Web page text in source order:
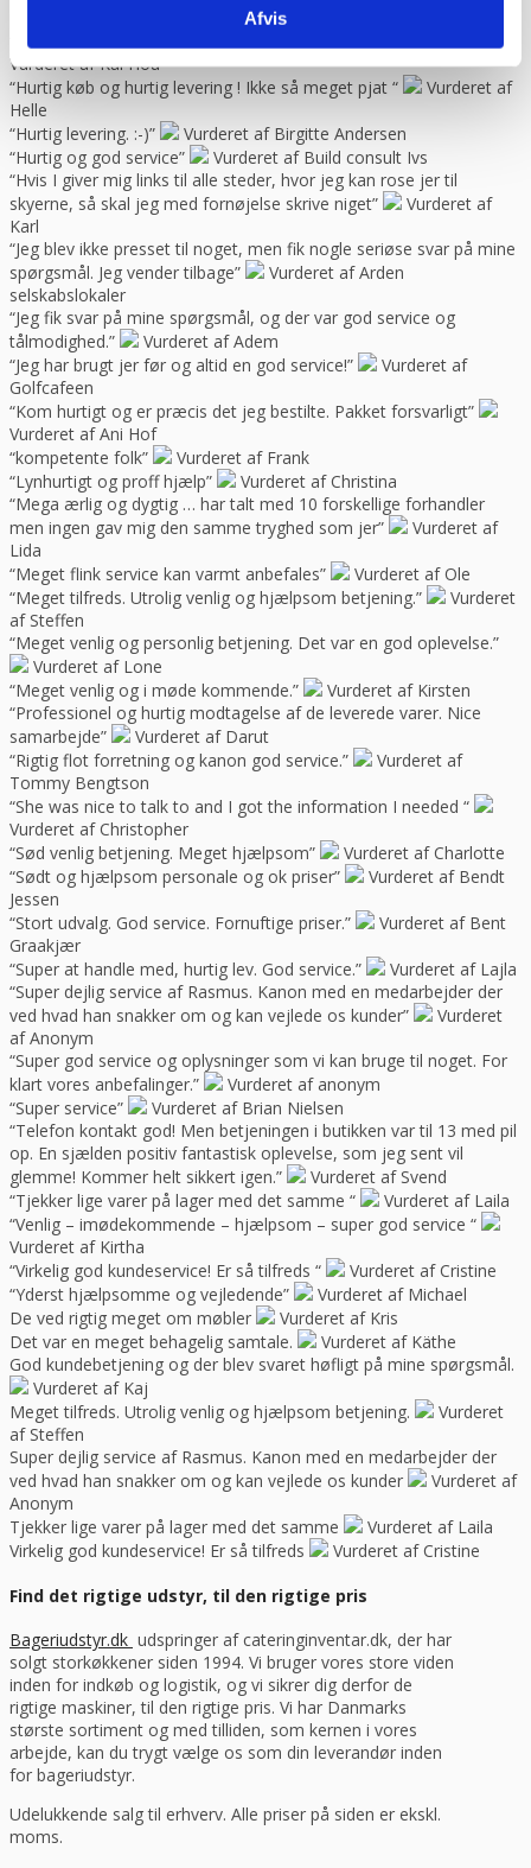
AfvisVurderet af Patricia
“Hjemmeside nem og hurtig at overskue samt hurtig betjening”
Vurderet af Kai Hou
“Hurtig køb og hurtig levering ! Ikke så meget pjat “
Vurderet af
Helle
“Hurtig levering. :-)”
Vurderet af Birgitte Andersen
“Hurtig og god service”
Vurderet af Build consult Ivs
“Hvis I giver mig links til alle steder, hvor jeg kan rose jer til
skyerne, så skal jeg med fornøjelse skrive niget”
Vurderet af
Karl
“Jeg blev ikke presset til noget, men fik nogle seriøse svar på mine
spørgsmål. Jeg vender tilbage”
Vurderet af Arden
selskabslokaler
“Jeg fik svar på mine spørgsmål, og der var god service og
tålmodighed.”
Vurderet af Adem
“Jeg har brugt jer før og altid en god service!”
Vurderet af
Golfcafeen
“Kom hurtigt og er præcis det jeg bestilte. Pakket forsvarligt”
Vurderet af Ani Hof
“kompetente folk”
Vurderet af Frank
“Lynhurtigt og proff hjælp”
Vurderet af Christina
“Mega ærlig og dygtig … har talt med 10 forskellige forhandler
men ingen gav mig den samme tryghed som jer”
Vurderet af
Lida
“Meget flink service kan varmt anbefales”
Vurderet af Ole
“Meget tilfreds. Utrolig venlig og hjælpsom betjening.”
Vurderet
af Steffen
“Meget venlig og personlig betjening. Det var en god oplevelse.”
Vurderet af Lone
“Meget venlig og i møde kommende.”
Vurderet af Kirsten
“Professionel og hurtig modtagelse af de leverede varer. Nice
samarbejde”
Vurderet af Darut
“Rigtig flot forretning og kanon god service.”
Vurderet af
Tommy Bengtson
“She was nice to talk to and I got the information I needed “
Vurderet af Christopher
“Sød venlig betjening. Meget hjælpsom”
Vurderet af Charlotte
“Sødt og hjælpsom personale og ok priser”
Vurderet af Bendt
Jessen
“Stort udvalg. God service. Fornuftige priser.”
Vurderet af Bent
Graakjær
“Super at handle med, hurtig lev. God service.”
Vurderet af Lajla
“Super dejlig service af Rasmus. Kanon med en medarbejder der
ved hvad han snakker om og kan vejlede os kunder”
Vurderet
af Anonym
“Super god service og oplysninger som vi kan bruge til noget. For
klart vores anbefalinger.”
Vurderet af anonym
“Super service”
Vurderet af Brian Nielsen
“Telefon kontakt god! Men betjeningen i butikken var til 13 med pil
op. En sjælden positiv fantastisk oplevelse, som jeg sent vil
glemme! Kommer helt sikkert igen.”
Vurderet af Svend
“Tjekker lige varer på lager med det samme “
Vurderet af Laila
“Venlig – imødekommende – hjælpsom – super god service “
Vurderet af Kirtha
“Virkelig god kundeservice! Er så tilfreds “
Vurderet af Cristine
“Yderst hjælpsomme og vejledende”
Vurderet af Michael
De ved rigtig meget om møbler
Vurderet af Kris
Det var en meget behagelig samtale.
Vurderet af Käthe
God kundebetjening og der blev svaret høfligt på mine spørgsmål.
Vurderet af Kaj
Meget tilfreds. Utrolig venlig og hjælpsom betjening.
Vurderet
af Steffen
Super dejlig service af Rasmus. Kanon med en medarbejder der
ved hvad han snakker om og kan vejlede os kunder
Vurderet af
Anonym
Tjekker lige varer på lager med det samme
Vurderet af Laila
Virkelig god kundeservice! Er så tilfreds
Vurderet af Cristine
Find det rigtige udstyr, til den rigtige pris
Bageriudstyr.dk udspringer af cateringinventar.dk, der har
solgt storkøkkener siden 1994. Vi bruger vores store viden
inden for indkøb og logistik, og vi sikrer dig derfor de
rigtige maskiner, til den rigtige pris. Vi har Danmarks
største sortiment og med tilliden, som kernen i vores
arbejde, kan du trygt vælge os som din leverandør inden
for bageriudstyr.
Udelukkende salg til erhverv. Alle priser på siden er ekskl.
moms.